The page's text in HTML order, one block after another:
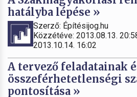
hatályba lépése »
Szerző: Építésijog.hu
Közzétéve: 2013.08.13.
2013.10.14. 16:02
A tervező feladatainak
összeférhetetlenségi
pontosítása »